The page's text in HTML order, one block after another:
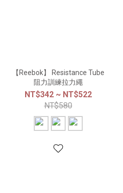
【Reebok】 Resistance Tube
阻力訓練拉力繩
NT$342 ~ NT$522
NT$580